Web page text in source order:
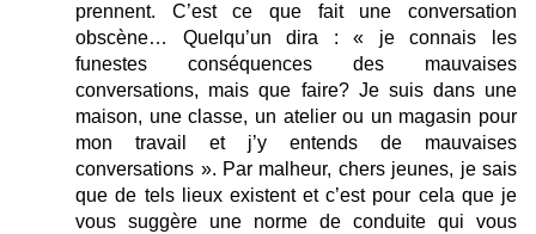
prennent. C’est ce que fait une conversation
obscène… Quelqu’un dira : « je connais les
funestes conséquences des mauvaises
conversations, mais que faire? Je suis dans une
maison, une classe, un atelier ou un magasin pour
mon travail et j’y entends de mauvaises
conversations ». Par malheur, chers jeunes, je sais
que de tels lieux existent et c’est pour cela que je
vous suggère une norme de conduite qui vous